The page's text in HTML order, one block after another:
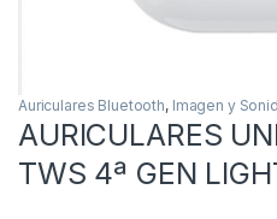
Auriculares Bluetooth, Imagen y
AURICULARES
TWS 4ª GEN